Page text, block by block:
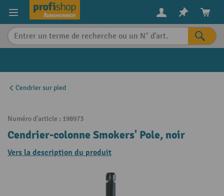
content
Cendrier sur pied
Numéro d'article : 198973
Cendrier-colonne Smokers' Pole, noir
Vers la description du produit